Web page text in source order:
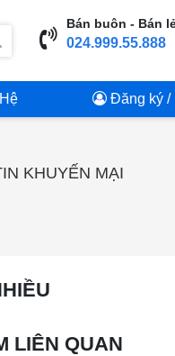
Bán buôn - Bán
024.999.55.888
Đăng ký /
KHUYẾN MẠI
LIÊN QUAN